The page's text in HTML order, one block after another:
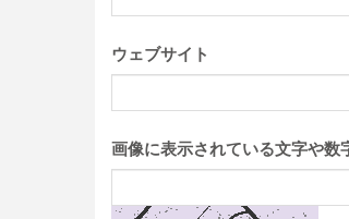
ウェブサイト
画像に表示されている文字や数